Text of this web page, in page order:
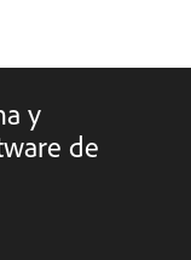
y
de